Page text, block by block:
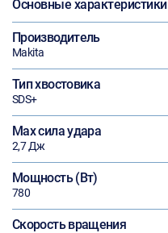
Основные характеристики
Производитель
Makita
Тип хвостовика
SDS+
Max сила удара
2,7 Дж
Мощность (Вт)
780
Скорость вращения